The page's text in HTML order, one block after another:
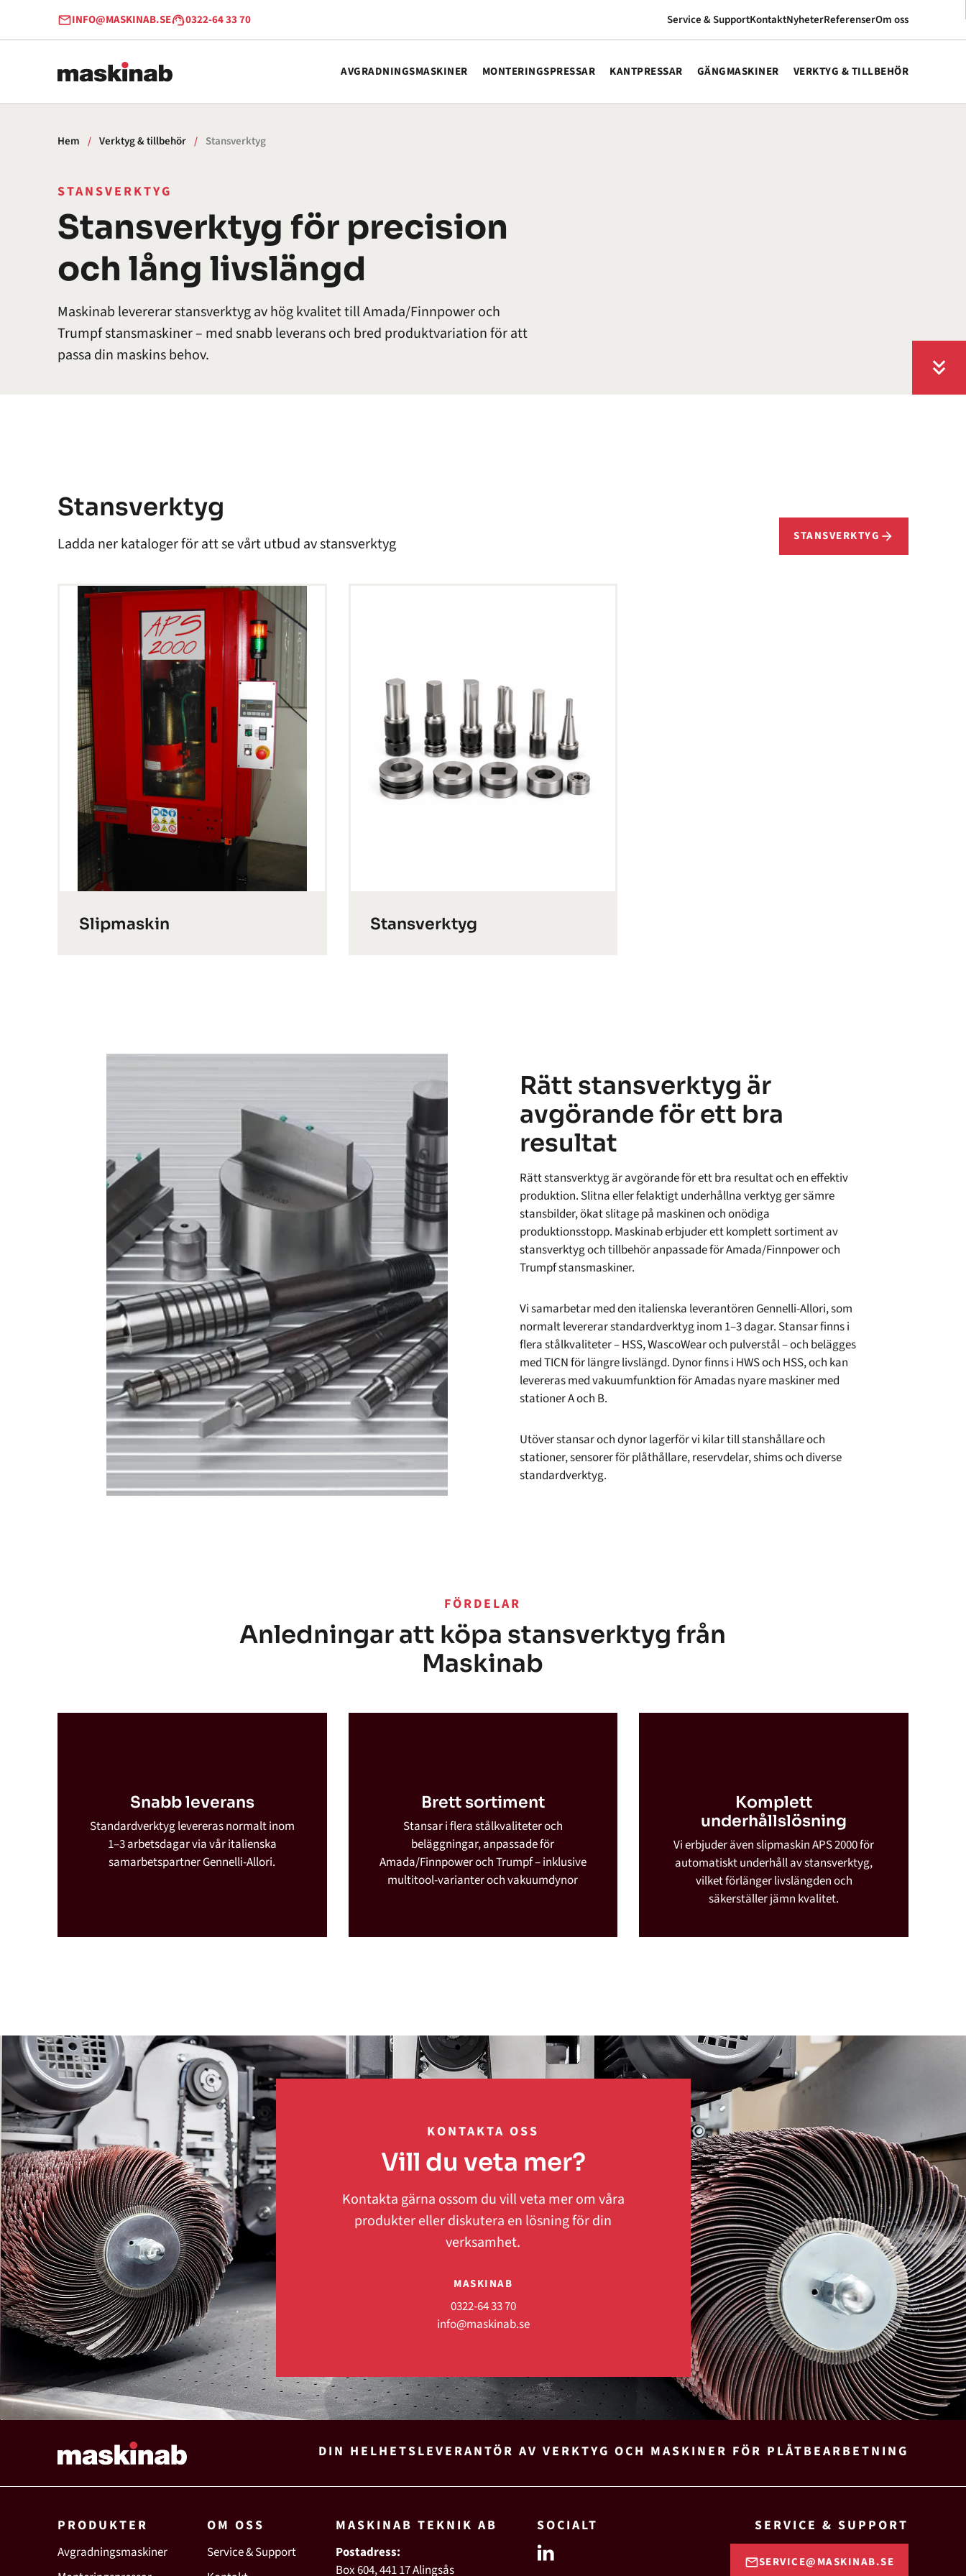
INFO@MASKINAB.SE 0322-64 33 70 Service & SupportKontaktNyheterReferenserOm oss
AVGRADNINGSMASKINER MONTERINGSPRESSAR KANTPRESSAR GÄNGMASKINER VERKTYG & TILLBEHÖR
Hem / Verktyg & tillbehör / Stansverktyg
STANSVERKTYG
Stansverktyg för precision
och lång livslängd
Maskinab levererar stansverktyg av hög kvalitet till Amada/Finnpower och
Trumpf stansmaskiner – med snabb leverans och bred produktvariation för att
passa din maskins behov.
Stansverktyg
Ladda ner kataloger för att se vårt utbud av stansverktyg STANSVERKTYG
Slipmaskin Stansverktyg
Rätt stansverktyg är
avgörande för ett bra
resultat
Rätt stansverktyg är avgörande för ett bra resultat och en effektiv
produktion. Slitna eller felaktigt underhållna verktyg ger sämre
stansbilder, ökat slitage på maskinen och onödiga
produktionsstopp. Maskinab erbjuder ett komplett sortiment av
stansverktyg och tillbehör anpassade för Amada/Finnpower och
Trumpf stansmaskiner.
Vi samarbetar med den italienska leverantören Gennelli-Allori, som
normalt levererar standardverktyg inom 1–3 dagar. Stansar finns i
flera stålkvaliteter – HSS, WascoWear och pulverstål – och belägges
med TICN för längre livslängd. Dynor finns i HWS och HSS, och kan
levereras med vakuumfunktion för Amadas nyare maskiner med
stationer A och B.
Utöver stansar och dynor lagerför vi kilar till stanshållare och
stationer, sensorer för plåthållare, reservdelar, shims och diverse
standardverktyg.
FÖRDELAR
Anledningar att köpa stansverktyg från
Maskinab
Snabb leverans
Standardverktyg levereras normalt inom
1–3 arbetsdagar via vår italienska
samarbetspartner Gennelli-Allori.
Brett sortiment
Stansar i flera stålkvaliteter och
beläggningar, anpassade för
Amada/Finnpower och Trumpf – inklusive
multitool-varianter och vakuumdynor
Komplett
underhållslösning
Vi erbjuder även slipmaskin APS 2000 för
automatiskt underhåll av stansverktyg,
vilket förlänger livslängden och
säkerställer jämn kvalitet.
KONTAKTA OSS
Vill du veta mer?
Kontakta gärna ossom du vill veta mer om våra
produkter eller diskutera en lösning för din
verksamhet.
MASKINAB
0322-64 33 70
info@maskinab.se
DIN HELHETSLEVERANTÖR AV VERKTYG OCH MASKINER FÖR PLÅTBEARBETNING
PRODUKTER
Avgradningsmaskiner
OM OSS
Service & Support
MASKINAB TEKNIK AB
Postadress:
Box 604, 441 17 Alingsås
SOCIALT SERVICE & SUPPORT
SERVICE@MASKINAB.SE